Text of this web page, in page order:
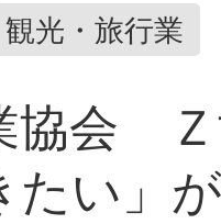
観光・旅行業
協会
い」